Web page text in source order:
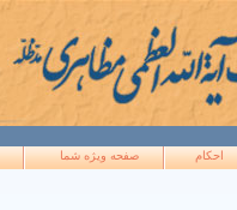
احکام صفحه ويژه شما